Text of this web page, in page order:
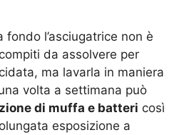
fondo l’asciugatrice non è
da assolvere per
ma lavarla in maniera
volta a settimana può
di muffa e batteri così
esposizione a